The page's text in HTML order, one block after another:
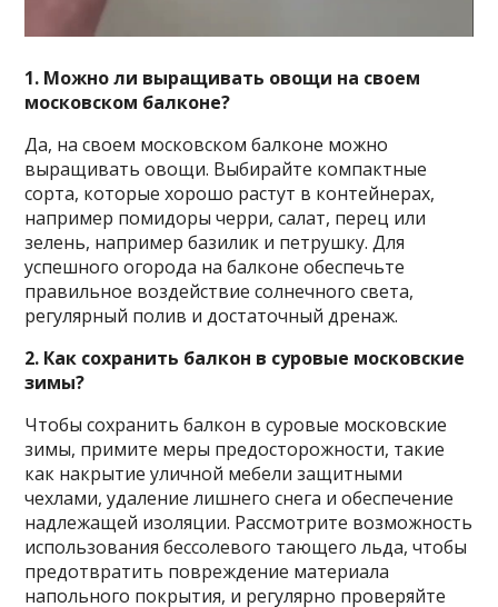
1. Можно ли выращивать овощи на своем
московском балконе?
Да, на своем московском балконе можно
выращивать овощи. Выбирайте компактные
сорта, которые хорошо растут в контейнерах,
например помидоры черри, салат, перец или
зелень, например базилик и петрушку. Для
успешного огорода на балконе обеспечьте
правильное воздействие солнечного света,
регулярный полив и достаточный дренаж.
2. Как сохранить балкон в суровые московские
зимы?
Чтобы сохранить балкон в суровые московские
зимы, примите меры предосторожности, такие
как накрытие уличной мебели защитными
чехлами, удаление лишнего снега и обеспечение
надлежащей изоляции. Рассмотрите возможность
использования бессолевого тающего льда, чтобы
предотвратить повреждение материала
напольного покрытия, и регулярно проверяйте